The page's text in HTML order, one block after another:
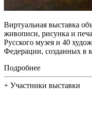
Виртуальная выставка
живописи, рисунка и
Русского музея и 40
Федерации, созданных в
Подробнее
+ Участники выставки